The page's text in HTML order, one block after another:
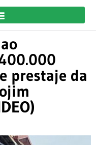
prestaje da